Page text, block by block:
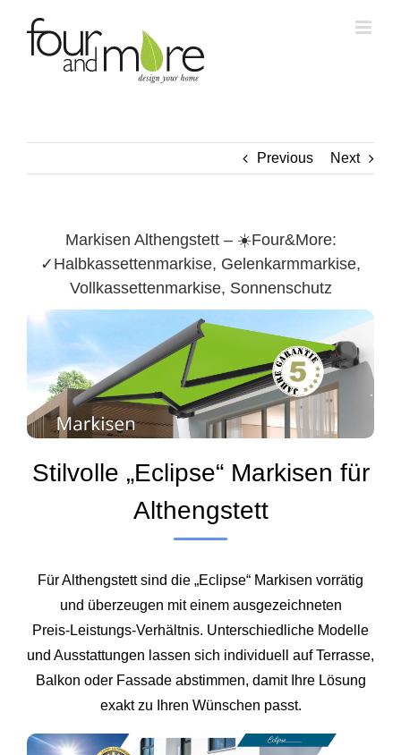
content
Previous Next
Markisen Althengstett – ☀️Four&More:
✓Halbkassettenmarkise, Gelenkarmmarkise,
Vollkassettenmarkise, Sonnenschutz
Stilvolle „Eclipse“ Markisen für
Althengstett
Für Althengstett sind die „Eclipse“ Markisen vorrätig
und überzeugen mit einem ausgezeichneten
Preis‑Leistungs‑Verhältnis. Unterschiedliche Modelle
und Ausstattungen lassen sich individuell auf Terrasse,
Balkon oder Fassade abstimmen, damit Ihre Lösung
exakt zu Ihren Wünschen passt.